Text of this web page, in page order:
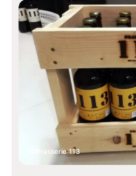
Brasserie 113